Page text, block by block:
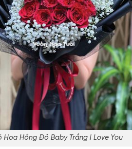
Hoa Hồng Đỏ Baby Trắng I Love You